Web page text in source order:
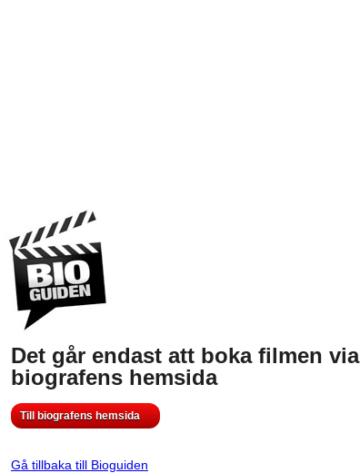
Det går endast att boka filmen via
biografens hemsida
Till biografens hemsida
Gå tillbaka till Bioguiden